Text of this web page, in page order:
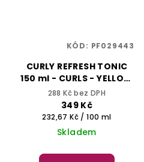
CURLY REFRESH TONIC
150 ml - CURLS - YELLOW
PROFESSIONAL
288 Kč bez DPH
349 Kč
Měrná
cena:
232,67 Kč / 100 ml
Skladem
KÓD: PF029443